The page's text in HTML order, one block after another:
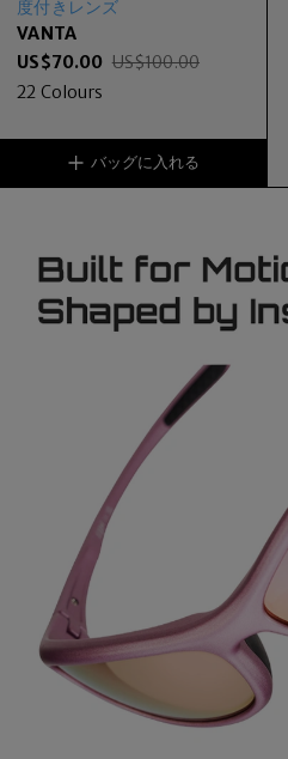
度付きレンズ
VANTA
US$70.00 US$100.00
22 Colours
バッグに入れる